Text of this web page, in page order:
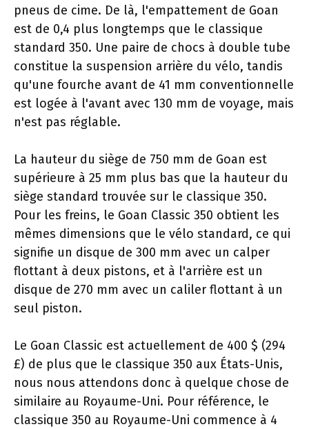
pneus de cime. De là, l'empattement de Goan
est de 0,4 plus longtemps que le classique
standard 350. Une paire de chocs à double tube
constitue la suspension arrière du vélo, tandis
qu'une fourche avant de 41 mm conventionnelle
est logée à l'avant avec 130 mm de voyage, mais
n'est pas réglable.
La hauteur du siège de 750 mm de Goan est
supérieure à 25 mm plus bas que la hauteur du
siège standard trouvée sur le classique 350.
Pour les freins, le Goan Classic 350 obtient les
mêmes dimensions que le vélo standard, ce qui
signifie un disque de 300 mm avec un calper
flottant à deux pistons, et à l'arrière est un
disque de 270 mm avec un caliler flottant à un
seul piston.
Le Goan Classic est actuellement de 400 $ (294
£) de plus que le classique 350 aux États-Unis,
nous nous attendons donc à quelque chose de
similaire au Royaume-Uni. Pour référence, le
classique 350 au Royaume-Uni commence à 4